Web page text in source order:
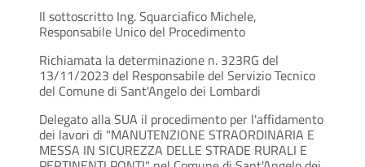
Il sottoscritto Ing. Squarciafico Michele,
Responsabile Unico del Procedimento
Richiamata la determinazione n. 323RG del
13/11/2023 del Responsabile del Servizio Tecnico
del Comune di Sant'Angelo dei Lombardi
Delegato alla SUA il procedimento per l'affidamento
dei lavori di "MANUTENZIONE STRAORDINARIA E
MESSA IN SICUREZZA DELLE STRADE RURALI E